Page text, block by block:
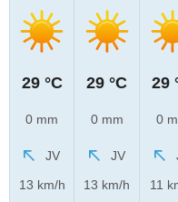
29 °C
0 mm
JV
13 km/h
29 °C
0 mm
JV
13 km/h
29
0
11